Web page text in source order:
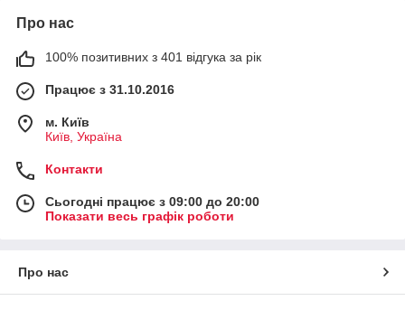
Про нас
100% позитивних з 401 відгука за рік
Працює з 31.10.2016
м. Київ
Київ, Україна
Контакти
Сьогодні працює з 09:00 до 20:00
Показати весь графік роботи
Про нас